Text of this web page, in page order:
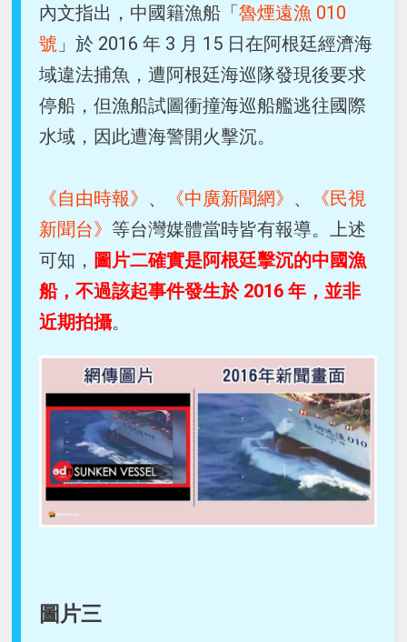
內文指出，中國籍漁船「魯煙遠漁 010
號 」於 2016 年 3 月 15 日在阿根廷經濟海
域違法捕魚，遭阿根廷海巡隊發現後要求
停船，但漁船試圖衝撞海巡船艦逃往國際
水域，因此遭海警開火擊沉。
《自由時報》 、 《中廣新聞網》 、
《民視
新聞台》等台灣媒體當時皆有報導。上述
可知， 圖片二確實是阿根廷擊沉的中國漁
船，不過該起事件發生於 2016 年，並非
近期拍攝。
圖片三